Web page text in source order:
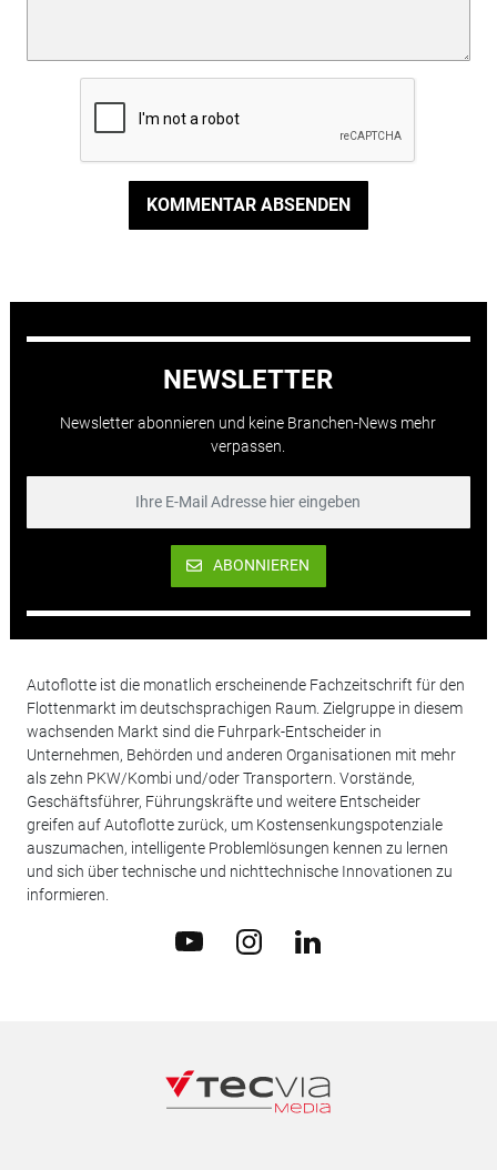
KOMMENTAR ABSENDEN
NEWSLETTER
Newsletter abonnieren und keine Branchen-News mehr
verpassen.
ABONNIEREN
Autoflotte ist die monatlich erscheinende Fachzeitschrift für den
Flottenmarkt im deutschsprachigen Raum. Zielgruppe in diesem
wachsenden Markt sind die Fuhrpark-Entscheider in
Unternehmen, Behörden und anderen Organisationen mit mehr
als zehn PKW/Kombi und/oder Transportern. Vorstände,
Geschäftsführer, Führungskräfte und weitere Entscheider
greifen auf Autoflotte zurück, um Kostensenkungspotenziale
auszumachen, intelligente Problemlösungen kennen zu lernen
und sich über technische und nichttechnische Innovationen zu
informieren.